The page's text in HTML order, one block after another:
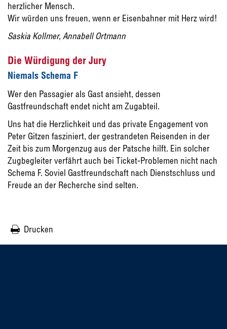
herzlicher Mensch.
Wir würden uns freuen, wenn er Eisenbahner mit Herz wird!
Saskia Kollmer, Annabell Ortmann
Die Würdigung der Jury
Niemals Schema F
Wer den Passagier als Gast ansieht, dessen
Gastfreundschaft endet nicht am Zugabteil.
Uns hat die Herzlichkeit und das private Engagement von
Peter Gitzen fasziniert, der gestrandeten Reisenden in der
Zeit bis zum Morgenzug aus der Patsche hilft. Ein solcher
Zugbegleiter verfährt auch bei Ticket-Problemen nicht nach
Schema F. Soviel Gastfreundschaft nach Dienstschluss und
Freude an der Recherche sind selten.
Drucken